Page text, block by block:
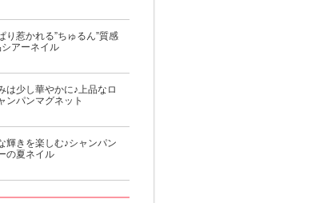
り惹かれる”ちゅるん”質感
シアーネイル
は少し華やかに♪上品なロ
ンパンマグネット
輝きを楽しむ♪シャンパン
の夏ネイル